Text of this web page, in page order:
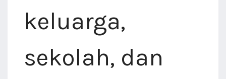
keluarga,
sekolah, dan